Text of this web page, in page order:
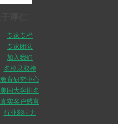
专家专栏
专家团队
加入我们
名校录取榜
教育研究中心
美国大学排名
真实客户感言
行业影响力